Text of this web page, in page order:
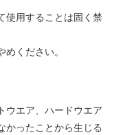
使用することは固く禁
ください。
ウエア、ハードウエア
かったことから生じる